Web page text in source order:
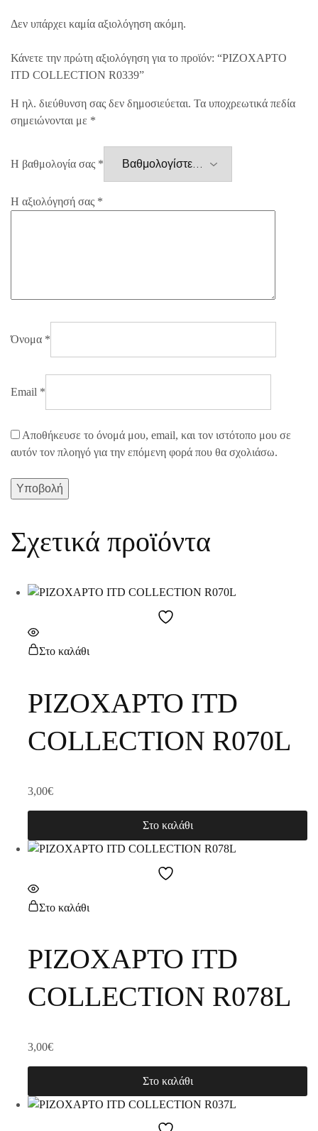
Δεν υπάρχει καμία αξιολόγηση ακόμη.
Κάνετε την πρώτη αξιολόγηση για το προϊόν: “ΡΙΖΟΧΑΡΤΟ
ITD COLLECTION R0339”
Η ηλ. διεύθυνση σας δεν δημοσιεύεται. Τα υποχρεωτικά πεδία
σημειώνονται με *
Η βαθμολογία σας *
Η αξιολόγησή σας *
Όνομα *
Email *
Αποθήκευσε το όνομά μου, email, και τον ιστότοπο μου σε
αυτόν τον πλοηγό για την επόμενη φορά που θα σχολιάσω.
Σχετικά προϊόντα
Στο καλάθι
ΡΙΖΟΧΑΡΤΟ ITD
COLLECTION R070L
3,00€
Στο καλάθι
Στο καλάθι
ΡΙΖΟΧΑΡΤΟ ITD
COLLECTION R078L
3,00€
Στο καλάθι